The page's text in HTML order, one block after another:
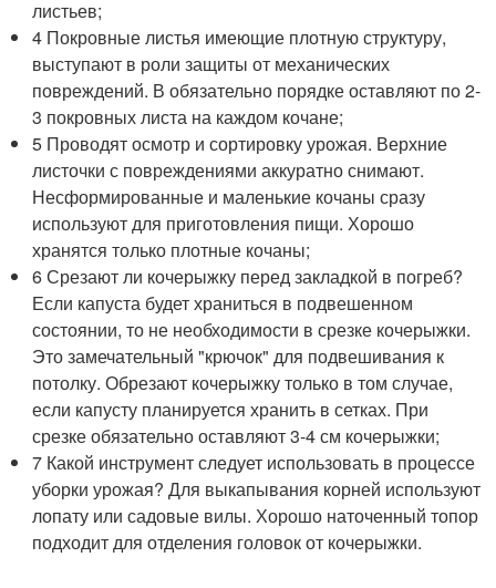
листьев;
4 Покровные листья имеющие плотную структуру,
выступают в роли защиты от механических
повреждений. В обязательно порядке оставляют по 2-
3 покровных листа на каждом кочане;
5 Проводят осмотр и сортировку урожая. Верхние
листочки с повреждениями аккуратно снимают.
Несформированные и маленькие кочаны сразу
используют для приготовления пищи. Хорошо
хранятся только плотные кочаны;
6 Срезают ли кочерыжку перед закладкой в погреб?
Если капуста будет храниться в подвешенном
состоянии, то не необходимости в срезке кочерыжки.
Это замечательный "крючок" для подвешивания к
потолку. Обрезают кочерыжку только в том случае,
если капусту планируется хранить в сетках. При
срезке обязательно оставляют 3-4 см кочерыжки;
7 Какой инструмент следует использовать в процессе
уборки урожая? Для выкапывания корней используют
лопату или садовые вилы. Хорошо наточенный топор
подходит для отделения головок от кочерыжки.